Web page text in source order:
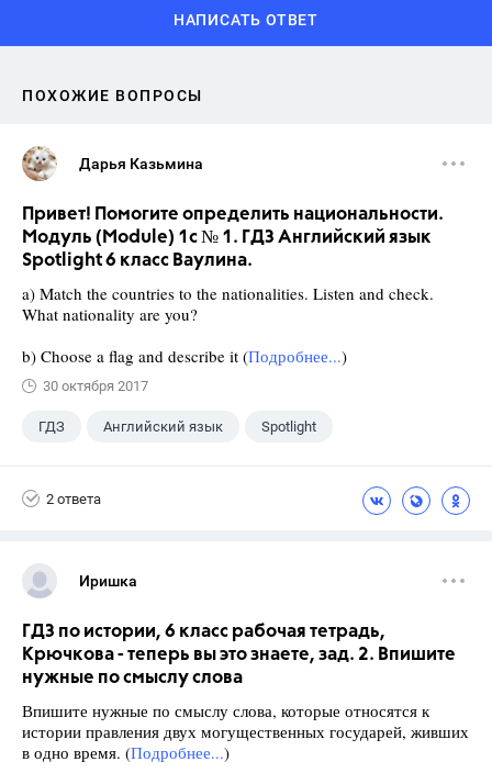
НАПИСАТЬ ОТВЕТ
ПОХОЖИЕ ВОПРОСЫ
Дарья Казьмина
Привет! Помогите определить национальности.
Модуль (Module) 1c № 1. ГДЗ Английский язык
Spotlight 6 класс Ваулина.
a) Match the countries to the nationalities. Listen and check.
What nationality are you?
b) Choose a flag and describe it (Подробнее...)
30 октября 2017
ГДЗ Английский язык Spotlight
2 ответа
Иришка
ГДЗ по истории, 6 класс рабочая тетрадь,
Крючкова - теперь вы это знаете, зад. 2. Впишите
нужные по смыслу слова
Впишите нужные по смыслу слова, которые относятся к
истории правления двух могущественных государей, живших
в одно время. (Подробнее...)